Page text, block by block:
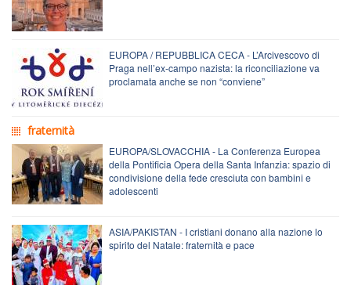
EUROPA / REPUBBLICA CECA - L’Arcivescovo di
Praga nell’ex-campo nazista: la riconciliazione va
proclamata anche se non “conviene”
fraternità
EUROPA/SLOVACCHIA - La Conferenza Europea
della Pontificia Opera della Santa Infanzia: spazio di
condivisione della fede cresciuta con bambini e
adolescenti
ASIA/PAKISTAN - I cristiani donano alla nazione lo
spirito del Natale: fraternità e pace